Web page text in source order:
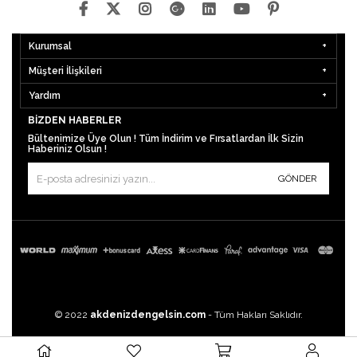
Kurumsal
Müşteri İlişkileri
Yardım
BIZDEN HABERLER
Bültenimize Üye Olun ! Tüm İndirim ve Fırsatlardan İlk Sizin
Haberiniz Olsun !
GÖNDER
© 2022 akdenizdengelsin.com- Tüm Hakları Saklıdır.